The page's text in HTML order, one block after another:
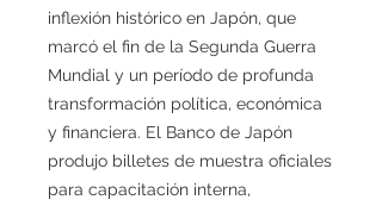
inflexión histórico en Japón, que
marcó el fin de la Segunda Guerra
Mundial y un período de profunda
transformación política, económica
y financiera. El Banco de Japón
produjo billetes de muestra oficiales
para capacitación interna,